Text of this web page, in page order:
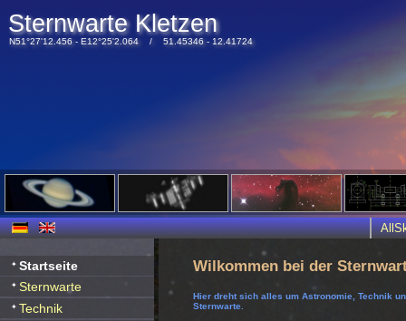
Sternwarte Kletzen
N51°27'12.456 - E12°25'2.064 / 51.45346 - 12.41724
Startseite
Sternwarte
Technik
Wilkommen bei der
Hier dreht sich alles um Astronomie, Technik
Sternwarte.